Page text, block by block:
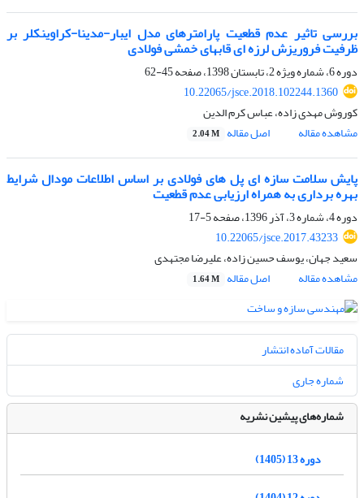
بررسی تاثیر عدم قطعیت پارامترهای مدل ایبار-مدینا-کراوینکلر بر
ظرفیت فروریزش لرزه ای قابهای خمشی فولادی
دوره 6، شماره ویژه 2، تابستان 1398، صفحه
45-62
10.22065/jsce.2018.102244.1360
کوروش مهدی زاده، عباس کرم الدین
مشاهده مقاله
اصل مقاله 2.04 M
پایش سلامت سازه ای پل های فولادی بر اساس اطلاعات مودال شرایط
بهره برداری به همراه ارزیابی عدم قطعیت
دوره 4، شماره 3، آذر 1396، صفحه
5-17
10.22065/jsce.2017.43233
سعید جهان، یوسف حسین زاده، علیرضا مجتهدی
مشاهده مقاله
اصل مقاله 1.64 M
مقالات آماده انتشار
شماره جاری
شماره‌های پیشین نشریه
دوره 13 (1405)